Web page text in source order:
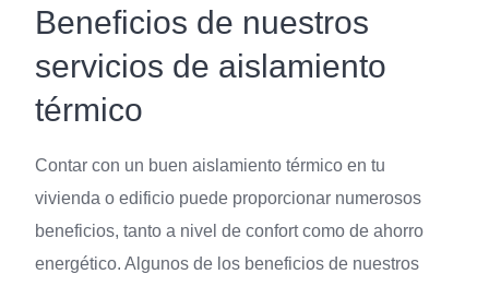
Beneficios de nuestros
servicios de aislamiento
térmico
Contar con un buen aislamiento térmico en tu
vivienda o edificio puede proporcionar numerosos
beneficios, tanto a nivel de confort como de ahorro
energético. Algunos de los beneficios de nuestros